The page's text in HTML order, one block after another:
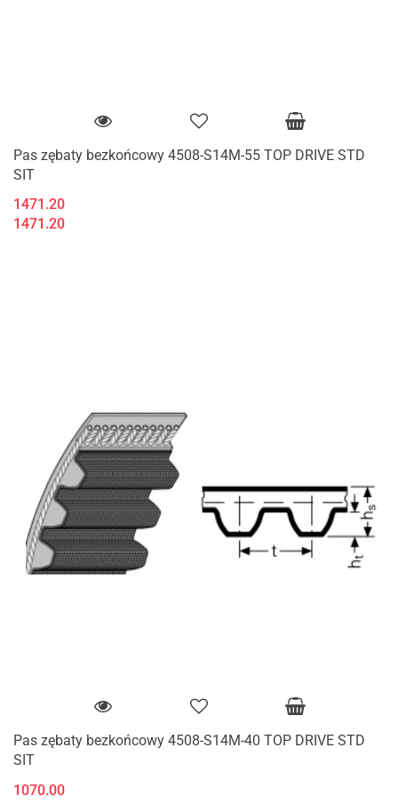
Pas zębaty bezkońcowy 4508-S14M-55 TOP DRIVE STD
SIT
1471.20
1471.20
Pas zębaty bezkońcowy 4508-S14M-40 TOP DRIVE STD
SIT
1070.00